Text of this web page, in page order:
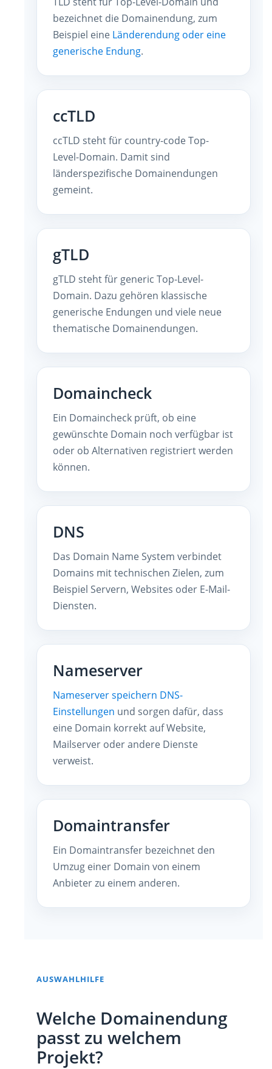
bezeichnet die Domainendung, zum
Beispiel eine Länderendung oder eine
generische Endung.
ccTLD
ccTLD steht für country-code Top-
Level-Domain. Damit sind
länderspezifische Domainendungen
gemeint.
gTLD
gTLD steht für generic Top-Level-
Domain. Dazu gehören klassische
generische Endungen und viele neue
thematische Domainendungen.
Domaincheck
Ein Domaincheck prüft, ob eine
gewünschte Domain noch verfügbar ist
oder ob Alternativen registriert werden
können.
DNS
Das Domain Name System verbindet
Domains mit technischen Zielen, zum
Beispiel Servern, Websites oder E-Mail-
Diensten.
Nameserver
Nameserver speichern DNS-
Einstellungen und sorgen dafür, dass
eine Domain korrekt auf Website,
Mailserver oder andere Dienste
verweist.
Domaintransfer
Ein Domaintransfer bezeichnet den
Umzug einer Domain von einem
Anbieter zu einem anderen.
AUSWAHLHILFE
Welche Domainendung
passt zu welchem
Projekt?